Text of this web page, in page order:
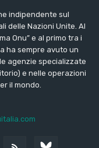
indipendente sul
delle Nazioni Unite. Al
Onu” e al primo tra i
ha sempre avuto un
agenzie specializzate
e nelle operazioni
il mondo.